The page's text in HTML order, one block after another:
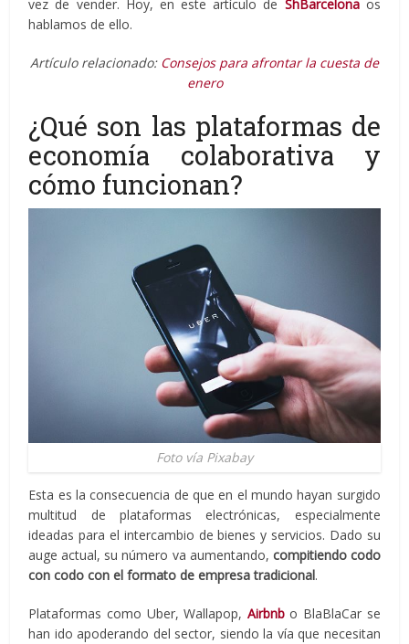
vez de vender. Hoy, en este artículo de ShBarcelonaos
hablamos de ello.
Artículo relacionado: Consejos para afrontar la cuesta de
enero
¿Qué son las plataformas de
economía colaborativa y
cómo funcionan?
Foto vía Pixabay
Esta es la consecuencia de que en el mundo hayan surgido
multitud de plataformas electrónicas, especialmente
ideadas para el intercambio de bienes y servicios. Dado su
auge actual, su número va aumentando, compitiendo codo
con codo con el formato de empresa tradicional.
Plataformas como Uber, Wallapop, Airbnbo BlaBlaCar se
han ido apoderando del sector, siendo la vía que necesitan